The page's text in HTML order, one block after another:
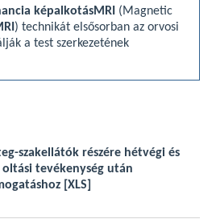
képalkotásMRI (Magnetic
) technikát elsősorban az orvosi
a test szerkezetének
szakellátók részére hétvégi és
tevékenység után
[XLS]